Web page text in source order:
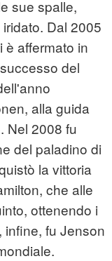
sue spalle,
Dal 2005
è affermato in
del
alla guida
Nel 2008 fu
del paladino di
la vittoria
che alle
ottenendo i
infine, fu Jenson